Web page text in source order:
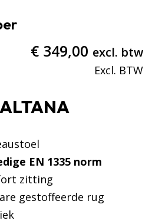
€ 349,00 excl. btw
EN 1335 norm
zitting
gestoffeerde rug